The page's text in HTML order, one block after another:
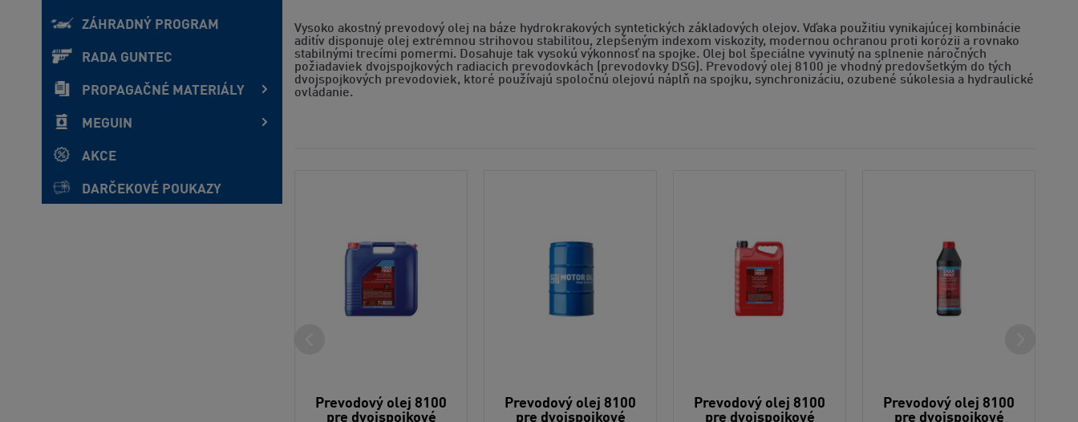
ZÁHRADNÝ PROGRAM
RADA GUNTEC
PROPAGAČNÉ MATERIÁLY
MEGUIN
AKCE
DARČEKOVÉ POUKAZY
Vysoko akostný prevodový olej na báze hydrokrakových syntetických základových olejov. Vďaka použitiu vynikajúcej kombinácie
aditív disponuje olej extrémnou strihovou stabilitou, zlepšeným indexom viskozity, modernou ochranou proti korózii a rovnako
stabilnými trecími pomermi. Dosahuje tak vysokú výkonnosť na spojke. Olej bol špeciálne vyvinutý na splnenie náročných
požiadaviek dvojspojkových radiacich prevodovkách (prevodovky DSG). Prevodový olej 8100 je vhodný predovšetkým do tých
dvojspojkových prevodoviek, ktoré používajú spoločnú olejovú náplň na spojku, synchronizáciu, ozubené súkolesia a hydraulické
ovládanie.
Prevodový olej 8100
pre dvojspojkové
Prevodový olej 8100
pre dvojspojkové
Prevodový olej 8100
pre dvojspojkové
Prevodový olej 8100
pre dvojspojkové